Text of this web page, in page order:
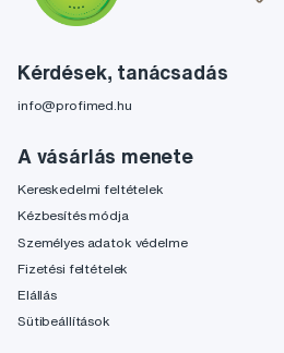
Kérdések, tanácsadás
info@profimed.hu
A vásárlás menete
Kereskedelmi feltételek
Kézbesítés módja
Személyes adatok védelme
Fizetési feltételek
Elállás
Sütibeállítások